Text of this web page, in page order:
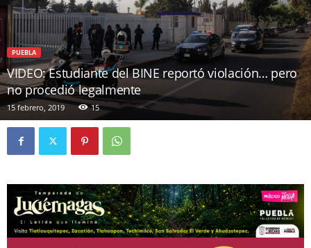
PUEBLA
VIDEO: Estudiante del BINE reportó violación… pero
no procedió legalmente
15 febrero, 2019 15